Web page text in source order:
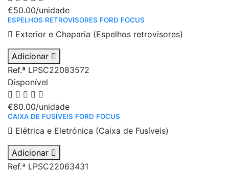
€50.00/unidade
ESPELHOS RETROVISORES FORD FOCUS
Exterior e Chaparia (Espelhos retrovisores)
Adicionar
Ref.ª LPSC22083572
Disponível
€80.00/unidade
CAIXA DE FUSÍVEIS FORD FOCUS
Elétrica e Eletrónica (Caixa de Fusíveis)
Adicionar
Ref.ª LPSC22063431